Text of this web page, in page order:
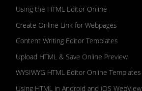
Using the HTML Editor Online
Create Online Link for Webpages
Content Writing Editor Templates
Upload HTML & Save Online Preview
WYSIWYG HTML Editor Online Templates
Using HTML in Android and iOS WebView